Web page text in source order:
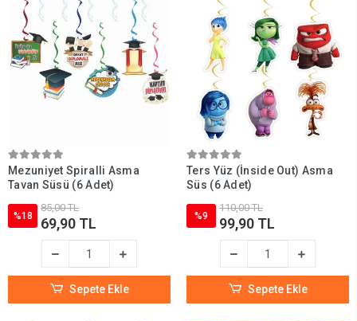
Mezuniyet Spiralli Asma
Tavan Süsü (6 Adet)
%18
85,00 TL
69,90 TL
Sepete Ekle
Ters Yüz (İnside Out) Asma
Süs (6 Adet)
%9
110,00 TL
99,90 TL
Sepete Ekle